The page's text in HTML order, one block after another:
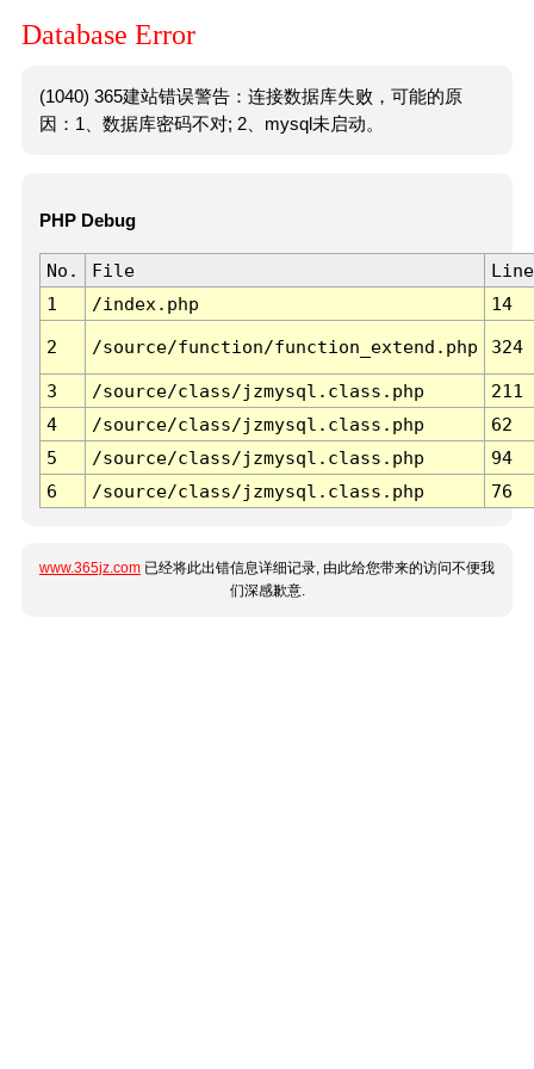
Database Error
(1040) 365建站错误警告：连接数据库失败，可能的原
因：1、数据库密码不对; 2、mysql未启动。
PHP Debug
No. File
Line
1
/index.php 14
2 /source/function/function_extend.php 324
3 /source/class/jzmysql.class.php
211
4
/source/class/jzmysql.class.php
62
5
/source/class/jzmysql.class.php
94
6
/source/class/jzmysql.class.php 76
www.365jz.com 已经将此出错信息详细记录, 由此给您带来的访问不便我
们深感歉意.